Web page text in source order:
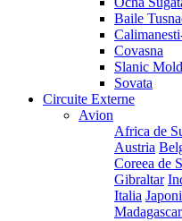
Baile
Covasna
Slanic
Sovata
Circuite Externe
Avion
Africa de
Austria
Coreea de
Gibraltar
Italia
Madagascar